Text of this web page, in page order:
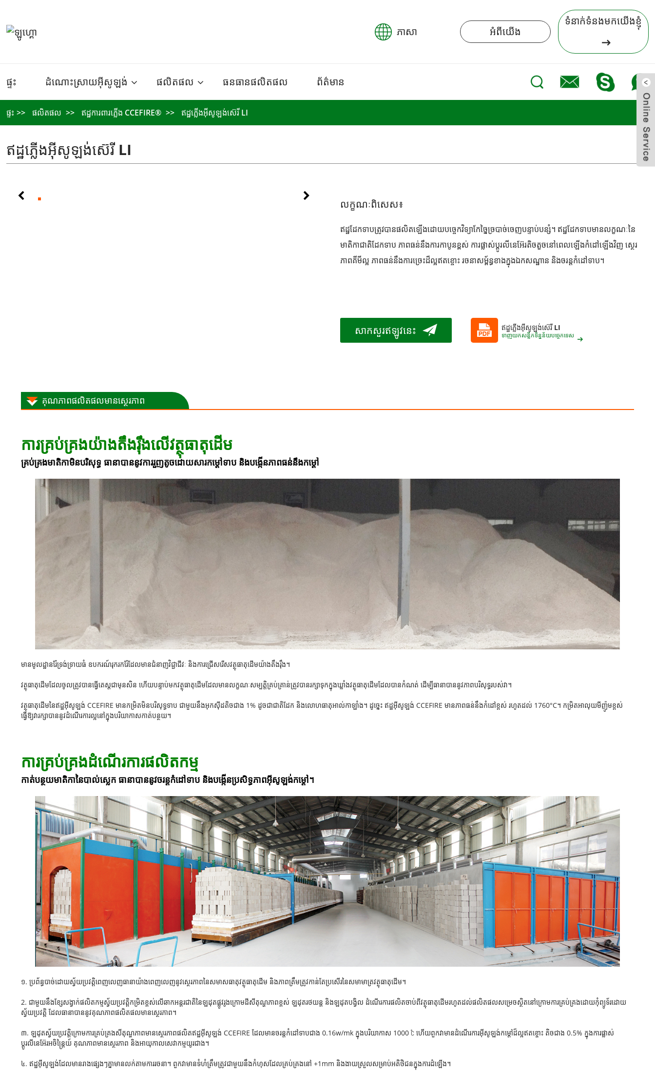
ភាសា អំពីយើង
ទំនាក់ទំនងមកយើងខ្ញុំ
ផ្ទះ ដំណោះស្រាយអ៊ីសូឡង់ ផលិតផល ធនធានផលិតផល ព័ត៌មាន
ផ្ទះ ផលិតផល ឥដ្ឋ​ការពារ​ភ្លើង CCEFIRE® ឥដ្ឋ​ភ្លើង​អ៊ីសូឡង់​ស៊េរី LI
ឥដ្ឋ​ភ្លើង​អ៊ីសូឡង់​ស៊េរី LI
លក្ខណៈពិសេស៖
ឥដ្ឋដែកទាបត្រូវបានផលិតឡើងដោយបច្ចេកវិទ្យាកែច្នៃច្របាច់ចេញបន្ទាប់បន្សំ។ ឥដ្ឋដែកទាបមានលក្ខណៈនៃ
មាតិកាជាតិដែកទាប ភាពធន់នឹងការកាបូនខ្ពស់ ការផ្លាស់ប្តូរលីនេអ៊ែរតិចតួចនៅពេលឡើងកំដៅឡើងវិញ ស្ថេរ
ភាពគីមីល្អ ភាពធន់នឹងការច្រេះដ៏ល្អឥតខ្ចោះ រចនាសម្ព័ន្ធខាងក្នុងឯកសណ្ឋាន និងចរន្តកំដៅទាប។
សាកសួរឥឡូវនេះ ឥដ្ឋ​ភ្លើង​អ៊ីសូឡង់​ស៊េរី LI
ទាញយកសន្លឹកទិន្នន័យបច្ចេកទេស
គុណភាពផលិតផលមានស្ថេរភាព
ការគ្រប់គ្រងយ៉ាងតឹងរ៉ឹងលើវត្ថុធាតុដើម
គ្រប់គ្រងមាតិកាមិនបរិសុទ្ធ ធានាបាននូវការរួញតូចដោយសារកម្ដៅទាប និងបង្កើនភាពធន់នឹងកម្ដៅ
មានមូលដ្ឋានរ៉ែទ្រង់ទ្រាយធំ ឧបករណ៍រុករករ៉ែដែលមានជំនាញវិជ្ជាជីវៈ និងការជ្រើសរើសវត្ថុធាតុដើមយ៉ាងតឹងរ៉ឹង។
វត្ថុធាតុដើមដែលចូលត្រូវបានធ្វើតេស្តជាមុនសិន ហើយបន្ទាប់មកវត្ថុធាតុដើមដែលមានលក្ខណៈសម្បត្តិគ្រប់គ្រាន់ត្រូវបានរក្សាទុកក្នុងឃ្លាំងវត្ថុធាតុដើមដែលបានកំណត់ ដើម្បីធានាបាននូវភាពបរិសុទ្ធរបស់វា។
វត្ថុធាតុដើមនៃឥដ្ឋអ៊ីសូឡង់ CCEFIRE មានកម្រិតមិនបរិសុទ្ធទាប ជាមួយនឹងអុកស៊ីដតិចជាង 1% ដូចជាជាតិដែក និងលោហធាតុអាល់កាឡាំង។ ដូច្នេះ ឥដ្ឋអ៊ីសូឡង់ CCEFIRE មានភាពធន់នឹងកំដៅខ្ពស់ រហូតដល់ 1760°C។ កម្រិតអាលុយមីញ៉ូមខ្ពស់
ធ្វើឱ្យវារក្សាបាននូវដំណើរការល្អនៅក្នុងបរិយាកាសកាត់បន្ថយ។
ការគ្រប់គ្រងដំណើរការផលិតកម្ម
កាត់បន្ថយមាតិកានៃបាល់ស្លេក ធានាបាននូវចរន្តកំដៅទាប និងបង្កើនប្រសិទ្ធភាពអ៊ីសូឡង់កម្ដៅ។
១. ប្រព័ន្ធ​បាច់​ដោយ​ស្វ័យប្រវត្តិ​ពេញលេញ​ធានា​យ៉ាង​ពេញលេញ​នូវ​ស្ថេរភាព​នៃ​សមាសធាតុ​វត្ថុធាតុដើម និង​ភាពត្រឹមត្រូវ​កាន់តែ​ប្រសើរ​នៃ​សមាមាត្រ​វត្ថុធាតុដើម។
2. ជាមួយនឹងខ្សែសង្វាក់ផលិតកម្មស្វ័យប្រវត្តិកម្រិតខ្ពស់លើឆាកអន្តរជាតិនៃឡដុតផ្លូវរូងក្រោមដីសីតុណ្ហភាពខ្ពស់ ឡដុតរថយន្ត និងឡដុតបង្វិល ដំណើរការផលិតចាប់ពីវត្ថុធាតុដើមរហូតដល់ផលិតផលសម្រេចស្ថិតនៅក្រោមការគ្រប់គ្រងដោយកុំព្យូទ័រដោយ
ស្វ័យប្រវត្តិ ដែលធានាបាននូវគុណភាពផលិតផលមានស្ថេរភាព។
៣. ឡដុតស្វ័យប្រវត្តិក្រោមការគ្រប់គ្រងសីតុណ្ហភាពមានស្ថេរភាពផលិតឥដ្ឋអ៊ីសូឡង់ CCEFIRE ដែលមានចរន្តកំដៅទាបជាង 0.16w/mk ក្នុងបរិយាកាស 1000 ℃ ហើយពួកវាមានដំណើរការអ៊ីសូឡង់កម្ដៅដ៏ល្អឥតខ្ចោះ តិចជាង 0.5% ក្នុងការផ្លាស់
ប្តូរលីនេអ៊ែរអចិន្ត្រៃយ៍ គុណភាពមានស្ថេរភាព និងអាយុកាលសេវាកម្មយូរជាង។
៤. ឥដ្ឋអ៊ីសូឡង់ដែលមានរាងផ្សេងៗគ្នាមានលក់តាមការរចនា។ ពួកវាមានទំហំត្រឹមត្រូវជាមួយនឹងកំហុសដែលគ្រប់គ្រងនៅ +1mm និងងាយស្រួលសម្រាប់អតិថិជនក្នុងការដំឡើង។